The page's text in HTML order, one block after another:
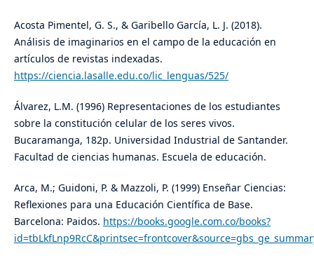
Acosta Pimentel, G. S., & Garibello García, L. J. (2018).
Análisis de imaginarios en el campo de la educación en
artículos de revistas indexadas.
https://ciencia.lasalle.edu.co/lic_lenguas/525/
Álvarez, L.M. (1996) Representaciones de los estudiantes
sobre la constitución celular de los seres vivos.
Bucaramanga, 182p. Universidad Industrial de Santander.
Facultad de ciencias humanas. Escuela de educación.
Arca, M.; Guidoni, P. & Mazzoli, P. (1999) Enseñar Ciencias:
Reflexiones para una Educación Científica de Base.
Barcelona: Paidos. https://books.google.com.co/books?